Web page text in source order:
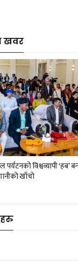
खवर
विश्वव्यापी ‘हब’
खाँचो